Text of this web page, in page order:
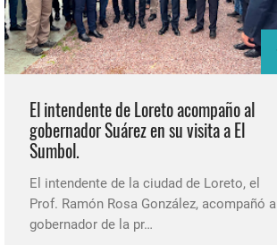
El intendente de Loreto acompaño al
gobernador Suárez en su visita a El
Sumbol.
El intendente de la ciudad de Loreto, el
Prof. Ramón Rosa González, acompañó al
gobernador de la pr…